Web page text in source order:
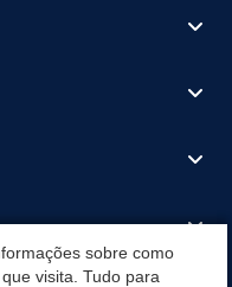
sobre como
visita. Tudo para